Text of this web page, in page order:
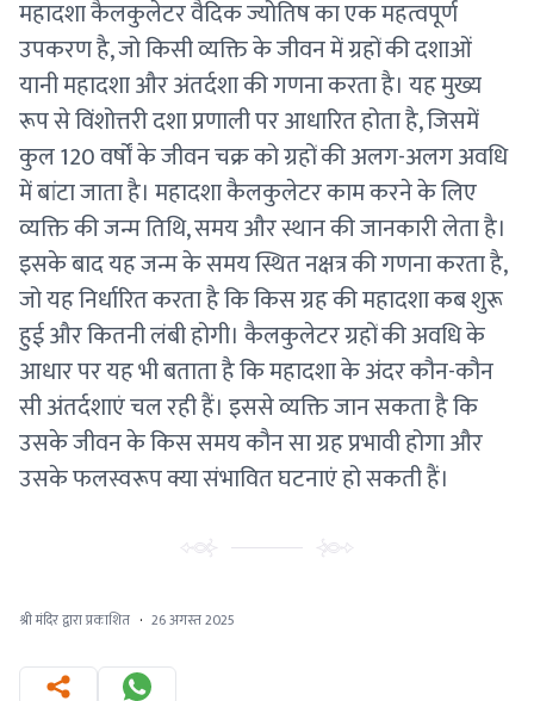
महादशा कैलकुलेटर वैदिक ज्योतिष का एक महत्वपूर्ण
उपकरण है, जो किसी व्यक्ति के जीवन में ग्रहों की दशाओं
यानी महादशा और अंतर्दशा की गणना करता है। यह मुख्य
रूप से विंशोत्तरी दशा प्रणाली पर आधारित होता है, जिसमें
कुल 120 वर्षों के जीवन चक्र को ग्रहों की अलग-अलग अवधि
में बांटा जाता है। महादशा कैलकुलेटर काम करने के लिए
व्यक्ति की जन्म तिथि, समय और स्थान की जानकारी लेता है।
इसके बाद यह जन्म के समय स्थित नक्षत्र की गणना करता है,
जो यह निर्धारित करता है कि किस ग्रह की महादशा कब शुरू
हुई और कितनी लंबी होगी। कैलकुलेटर ग्रहों की अवधि के
आधार पर यह भी बताता है कि महादशा के अंदर कौन-कौन
सी अंतर्दशाएं चल रही हैं। इससे व्यक्ति जान सकता है कि
उसके जीवन के किस समय कौन सा ग्रह प्रभावी होगा और
उसके फलस्वरूप क्या संभावित घटनाएं हो सकती हैं।
श्री मंदिर द्वारा प्रकाशित · 26 अगस्त 2025